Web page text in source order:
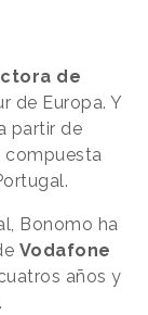
de
de Europa. Y
partir de
compuesta
Bonomo ha
Vodafone
años y